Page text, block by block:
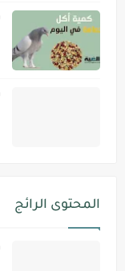
المحتوى الرائج